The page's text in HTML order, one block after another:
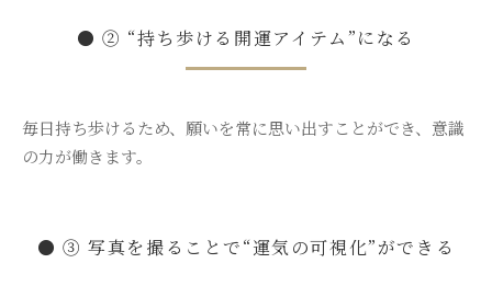
● ② “持ち歩ける開運アイテム”になる
毎日持ち歩けるため、願いを常に思い出すことができ、意識
の力が働きます。
● ③ 写真を撮ることで“運気の可視化”ができる